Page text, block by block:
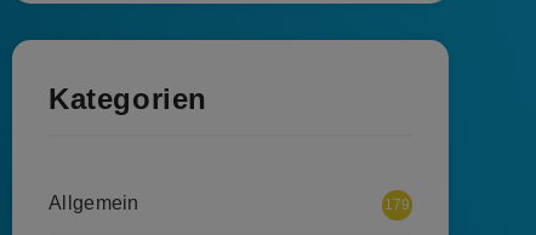
Kategorien
Allgemein 179